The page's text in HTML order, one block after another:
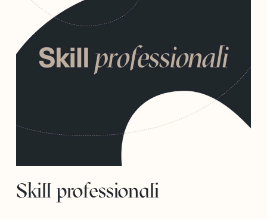
Skill professionali